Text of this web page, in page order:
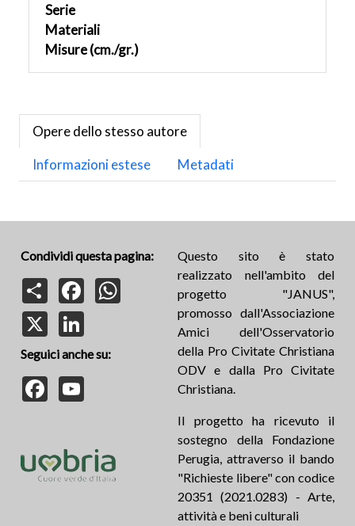
Serie
Materiali
Misure (cm./gr.)
Opere dello stesso autore
Informazioni estese
Metadati
Condividi questa pagina:
Share
FacebookWhatsApp
Seguici anche su:
Facebook
Questo sito è stato
realizzato nell'ambito del
progetto "JANUS",
promosso dall'Associazione
Amici dell'Osservatorio
della Pro Civitate Christiana
ODV e dalla Pro Civitate
Christiana.
Il progetto ha ricevuto il
sostegno della Fondazione
Perugia, attraverso il bando
"Richieste libere" con codice
20351 (2021.0283) - Arte,
attività e beni culturali